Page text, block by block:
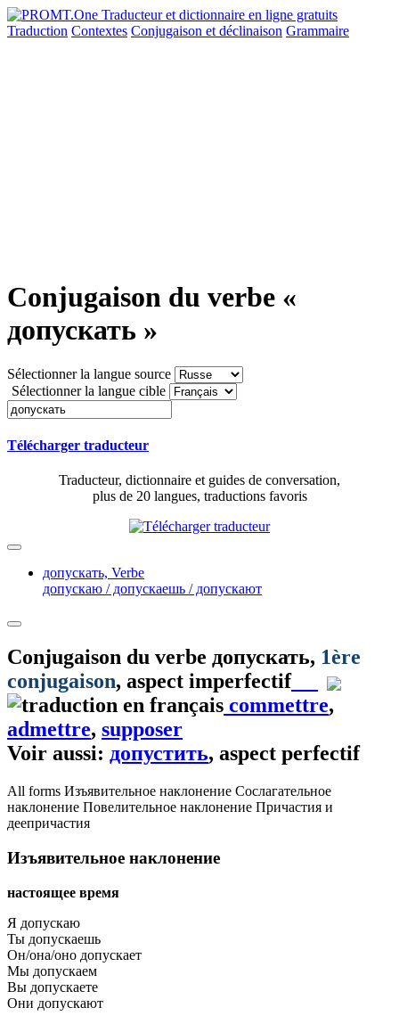
Traduction Contextes Conjugaison et déclinaison Grammaire
Conjugaison du verbe «
допускать »
Sélectionner la langue source
Sélectionner la langue cible
Télécharger traducteur
Traducteur, dictionnaire et guides de conversation,
plus de 20 langues, traductions favoris
допускать, Verbe
допускаю / допускаешь / допускают
Conjugaison du verbe допускать, 1ère
conjugaison, aspect imperfectif
commettre,
admettre, supposer
Voir aussi: допустить, aspect perfectif
All forms Изъявительное наклонение Сослагательное
наклонение Повелительное наклонение Причастия и
деепричастия
Изъявительное наклонение
настоящее время
Я допускаю
Ты допускаешь
Он/она/оно допускает
Мы допускаем
Вы допускаете
Они допускают